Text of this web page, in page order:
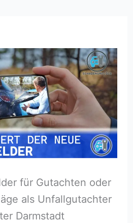
für Gutachten oder
als Unfallgutachter
Darmstadt